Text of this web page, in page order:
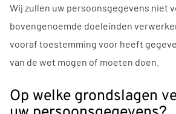
Wij zullen uw persoonsgegevens niet
bovengenoemde doeleinden
vooraf toestemming voor heeft
van de wet mogen of moeten doen.
Op welke grondslagen